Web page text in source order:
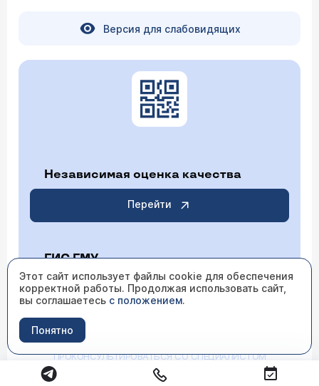
Версия для слабовидящих
Независимая оценка качества
Перейти
ГИС ГМУ
Перейти
ИМЕЮТСЯ ПРОТИВОПОКАЗАНИЯ НЕОБХОДИМО
ПРОКОНСУЛЬТИРОВАТЬСЯ СО СПЕЦИАЛИСТОМ
Этот сайт использует файлы cookie для обеспечения
корректной работы. Продолжая использовать сайт,
вы соглашаетесь с положением.
Понятно